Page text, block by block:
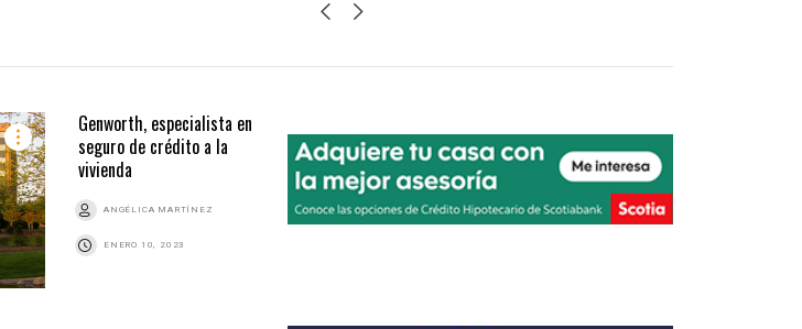
Genworth, especialista en
seguro de crédito a la
vivienda
ANGÉLICA MARTÍNEZ
ENERO 10, 2023